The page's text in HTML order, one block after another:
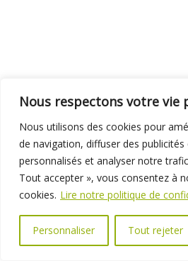
Nous respectons votre vie
Nous utilisons des cookies pour
de navigation, diffuser des
personnalisés et analyser notre
Tout accepter », vous consentez à
cookies. Lire notre politique de
Personnaliser Tout rejeter
01 69 31 72 10 01 69 31 37
Espace élus
Marchés